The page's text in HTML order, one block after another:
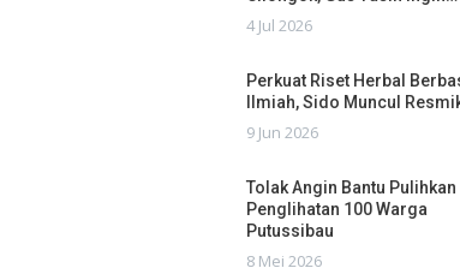
4 Jul 2026
Perkuat Riset Herbal
Ilmiah, Sido Muncul
9 Jun 2026
Tolak Angin Bantu Pulihkan
Penglihatan 100 Warga
Putussibau
8 Mei 2026